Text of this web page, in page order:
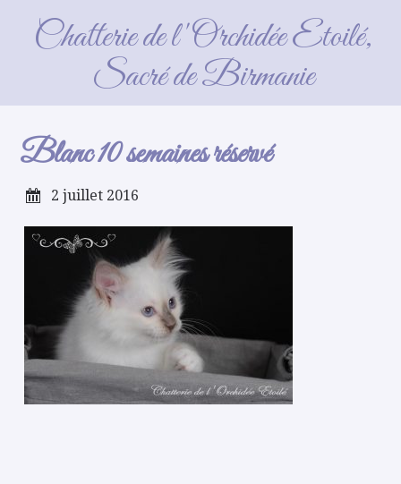
Chatterie de l'Orchidée Etoilé,
Sacré de Birmanie
Blanc 10 semaines réservé
Blanc 10 semaines réservé
2 juillet 2016